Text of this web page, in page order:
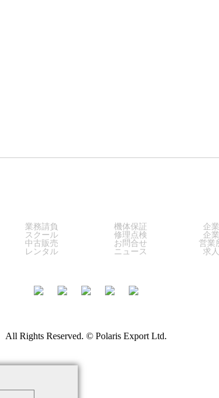
業務請負
スクール
中古販売
レンタル
機体保証
修理点検
お問合せ
ニュース
企
企
営業
求
All Rights Reserved. © Polaris Export Ltd.